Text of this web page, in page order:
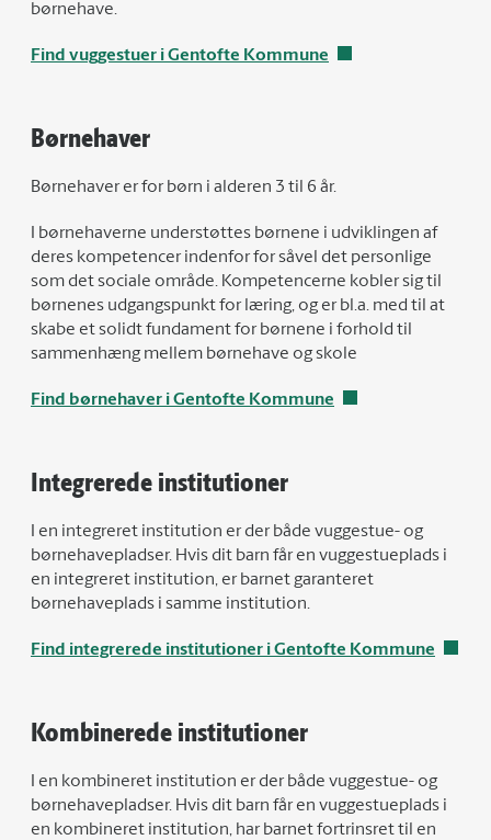
børnehave.
Find vuggestuer i Gentofte Kommune
Børnehaver
Børnehaver er for børn i alderen 3 til 6 år.
I børnehaverne understøttes børnene i udviklingen af
deres kompetencer indenfor for såvel det personlige
som det sociale område. Kompetencerne kobler sig til
børnenes udgangspunkt for læring, og er bl.a. med til at
skabe et solidt fundament for børnene i forhold til
sammenhæng mellem børnehave og skole
Find børnehaver i Gentofte Kommune
Integrerede institutioner
I en integreret institution er der både vuggestue- og
børnehavepladser. Hvis dit barn får en vuggestueplads i
en integreret institution, er barnet garanteret
børnehaveplads i samme institution.
Find integrerede institutioner i Gentofte Kommune
Kombinerede institutioner
I en kombineret institution er der både vuggestue- og
børnehavepladser. Hvis dit barn får en vuggestueplads i
en kombineret institution, har barnet fortrinsret til en